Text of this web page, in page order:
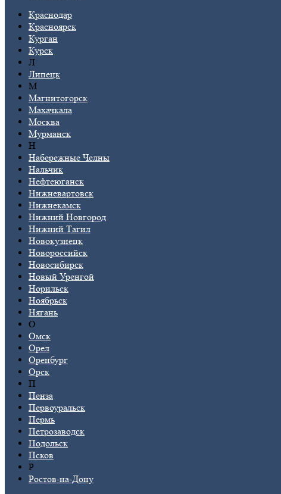
Краснодар
Красноярск
Курган
Курск
Л
Липецк
М
Магнитогорск
Махачкала
Москва
Мурманск
Н
Набережные Челны
Нальчик
Нефтеюганск
Нижневартовск
Нижнекамск
Нижний Новгород
Нижний Тагил
Новокузнецк
Новороссийск
Новосибирск
Новый Уренгой
Норильск
Ноябрьск
Нягань
О
Омск
Орел
Оренбург
Орск
П
Пенза
Первоуральск
Пермь
Петрозаводск
Подольск
Псков
Р
Ростов-на-Дону